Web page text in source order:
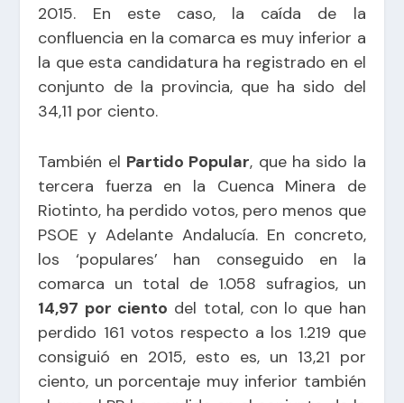
2015. En este caso, la caída de la
confluencia en la comarca es muy inferior a
la que esta candidatura ha registrado en el
conjunto de la provincia, que ha sido del
34,11 por ciento.
También el Partido Popular, que ha sido la
tercera fuerza en la Cuenca Minera de
Riotinto, ha perdido votos, pero menos que
PSOE y Adelante Andalucía. En concreto,
los ‘populares’ han conseguido en la
comarca un total de 1.058 sufragios, un
14,97 por ciento del total, con lo que han
perdido 161 votos respecto a los 1.219 que
consiguió en 2015, esto es, un 13,21 por
ciento, un porcentaje muy inferior también